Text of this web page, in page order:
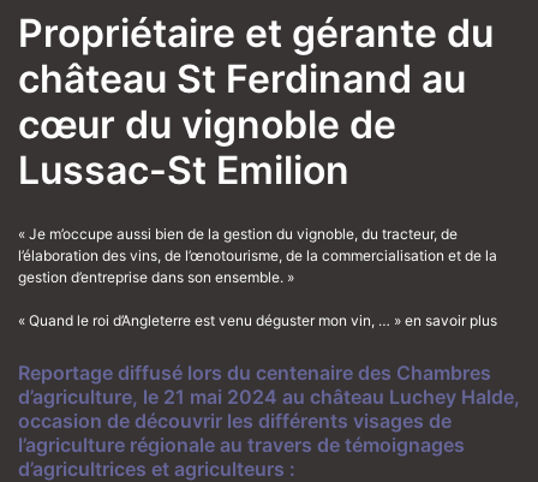
Propriétaire et gérante du
château St Ferdinand au
cœur du vignoble de
Lussac-St Emilion
« Je m’occupe aussi bien de la gestion du vignoble, du tracteur, de
l’élaboration des vins, de l’œnotourisme, de la commercialisation et de la
gestion d’entreprise dans son ensemble. »
« Quand le roi d’Angleterre est venu déguster mon vin, … » en savoir plus
Reportage diffusé lors du centenaire des Chambres
d’agriculture, le 21 mai 2024 au château Luchey Halde,
occasion de découvrir les différents visages de
l’agriculture régionale au travers de témoignages
d’agricultrices et agriculteurs :